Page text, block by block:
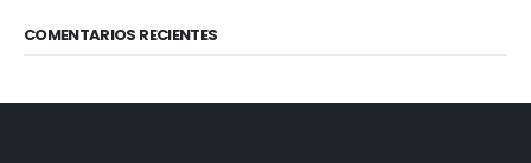
COMENTARIOS RECIENTES